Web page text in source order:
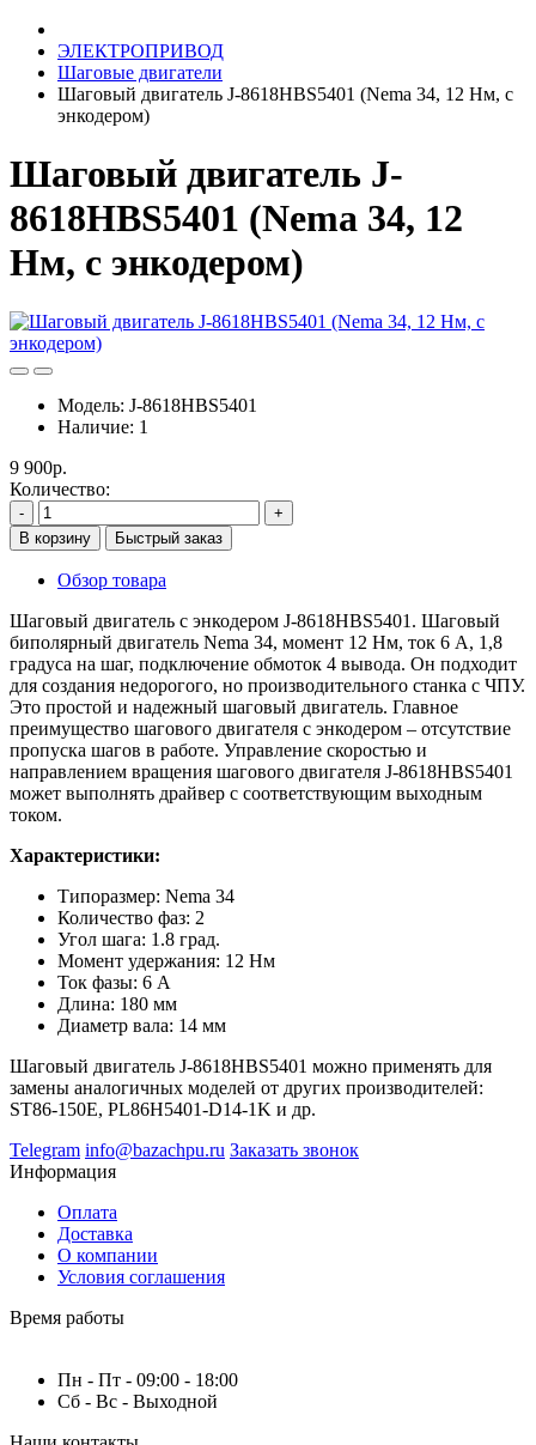
ЭЛЕКТРОПРИВОД
Шаговые двигатели
Шаговый двигатель J-8618HBS5401 (Nema 34, 12 Нм, с
энкодером)
Шаговый двигатель J-
8618HBS5401 (Nema 34, 12
Нм, с энкодером)
Модель: J-8618HBS5401
Наличие: 1
9 900р.
Количество:
-
+
В корзину
Быстрый заказ
Обзор товара
Шаговый двигатель с энкодером J-8618HBS5401. Шаговый
биполярный двигатель Nema 34, момент 12 Нм, ток 6 A, 1,8
градуса на шаг, подключение обмоток 4 вывода. Он подходит
для создания недорогого, но производительного станка с ЧПУ.
Это простой и надежный шаговый двигатель. Главное
преимущество шагового двигателя с энкодером – отсутствие
пропуска шагов в работе. Управление скоростью и
направлением вращения шагового двигателя J-8618HBS5401
может выполнять драйвер с соответствующим выходным
током.
Характеристики:
Типоразмер: Nema 34
Количество фаз: 2
Угол шага: 1.8 град.
Момент удержания: 12 Нм
Ток фазы: 6 А
Длина: 180 мм
Диаметр вала: 14 мм
Шаговый двигатель J-8618HBS5401 можно применять для
замены аналогичных моделей от других производителей:
ST86-150E, PL86H5401-D14-1K и др.
Telegram info@bazachpu.ru Заказать звонок
Информация
Оплата
Доставка
О компании
Условия соглашения
Время работы
Пн - Пт - 09:00 - 18:00
Сб - Вс - Выходной